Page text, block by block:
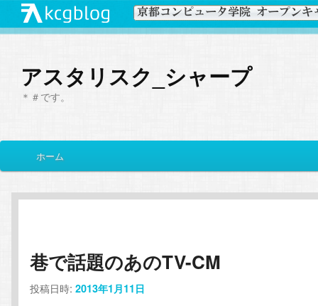
アスタリスク_シャープ
＊＃です。
イ
メ
イ
コ
ン
サ
ブ
ン
テ
ホーム
巷で話題のあのTV-CM
投稿日時:2013年1月11日